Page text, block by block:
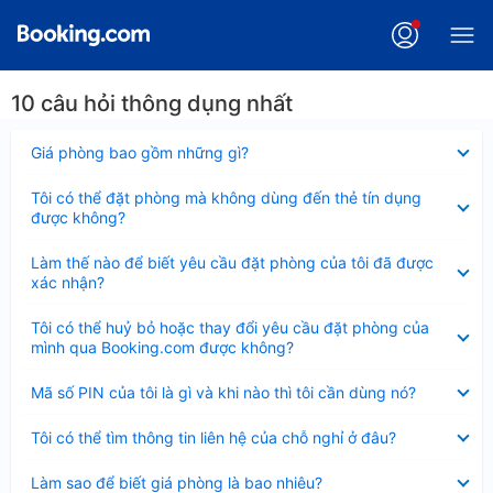
10 câu hỏi thông dụng nhất
Giá phòng bao gồm những gì?
thu
Tôi có thể đặt phòng mà không dùng đến thẻ tín dụng
được không?
thu
gọn
Làm thế nào để biết yêu cầu đặt phòng của tôi đã được
xác nhận?
thu
gọn
Tôi có thể huỷ bỏ hoặc thay đổi yêu cầu đặt phòng của
mình qua Booking.com được không?
thu
gọn
Mã số PIN của tôi là gì và khi nào thì tôi cần dùng nó?
thu
Tôi có thể tìm thông tin liên hệ của chỗ nghỉ ở đâu?
thu
Làm sao để biết giá phòng là bao nhiêu?
thu